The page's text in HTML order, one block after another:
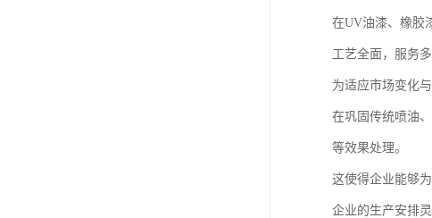
在UV油漆、橡胶
工艺全面，服务
为适应市场变化
在巩固传统喷油
等效果处理。
这使得企业能够
企业的生产安排